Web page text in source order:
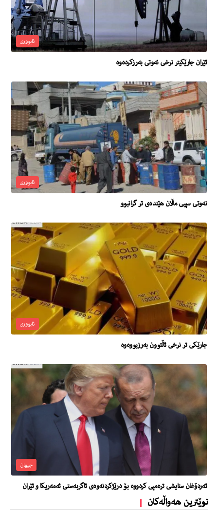
ئابووری
ئێران جارێكیتر نرخی نەوتی بەرزكردەوە
ئابووری
نه‌وتى سپیی ماڵان هێنده‌ى تر گرانبوو
ئابووری
جارێكى تر نرخى ئاڵتوون به‌رزبووه‌وه‌
جیهان
ئه‌ردۆغان ستایشى تره‌مپى كردووه‌ بۆ درێژكردنه‌وه‌ى ئاگربه‌ستى ئه‌مه‌ریكا و ئێران
نوێترین هەواڵەکان